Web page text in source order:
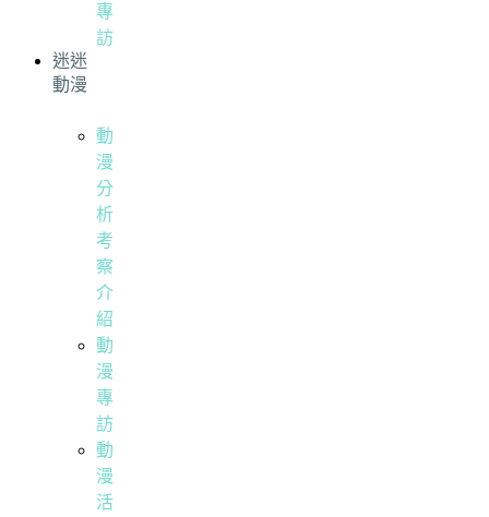
專
訪
迷迷
動漫
動
漫
分
析
考
察
介
紹
動
漫
專
訪
動
漫
活